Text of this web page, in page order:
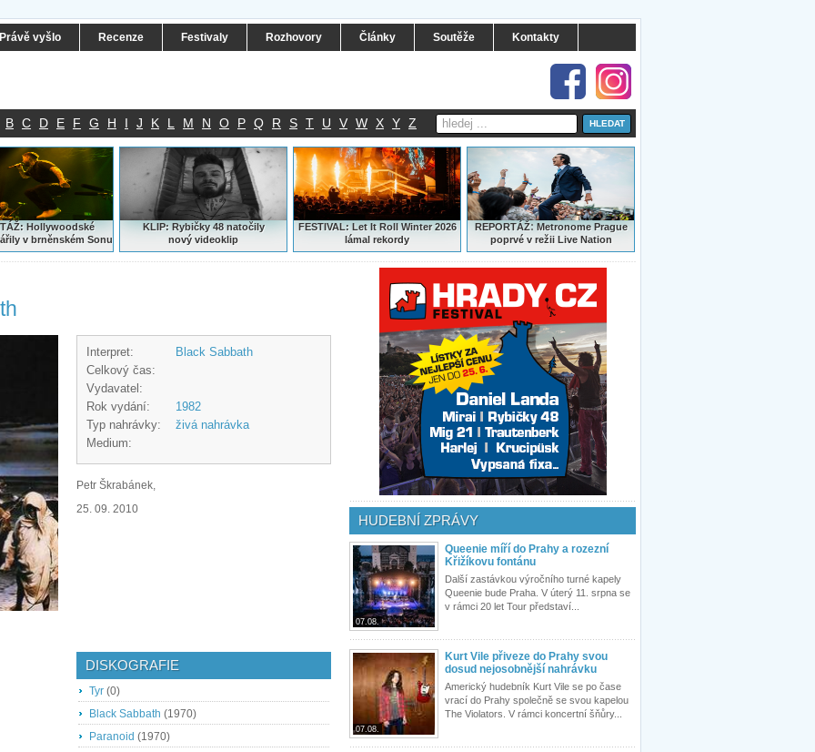
Právě vyšlo Recenze Festivaly Rozhovory Články Soutěže Kontakty
B C D E F G H I J K L M N O P Q R S T U V W X Y Z
Hollywoodské
v brněnském Sonu
KLIP: Rybičky 48 natočily
nový videoklip
FESTIVAL: Let It Roll Winter 2026
lámal rekordy
REPORTÁŽ:Metronome Prague
poprvé v režii Live Nation
Interpret:
Black Sabbath
Celkový čas:
Vydavatel:
Rok vydání:
1982
Typ nahrávky:
živá nahrávka
Medium:
Petr Škrabánek,
25. 09. 2010
DISKOGRAFIE
Tyr (0)
Black Sabbath (1970)
Paranoid (1970)
HUDEBNÍ ZPRÁVY
07.08.
Queenie míří do Prahy a rozezní
Křižíkovu fontánu
Další zastávkou výročního turné kapely
Queenie bude Praha. V úterý 11. srpna se
v rámci 20 let Tour představí...
07.08.
Kurt Vile přiveze do Prahy svou
dosud nejosobnější nahrávku
Americký hudebník Kurt Vile se po čase
vrací do Prahy společně se svou kapelou
The Violators. V rámci koncertní šňůry...